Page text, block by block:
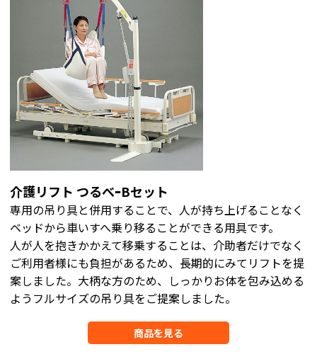
介護リフト つるべｰBセット
専用の吊り具と併用することで、人が持ち上げることなく
ベッドから車いすへ乗り移ることができる用具です。
人が人を抱きかかえて移乗することは、介助者だけでなく
ご利用者様にも負担があるため、長期的にみてリフトを提
案しました。大柄な方のため、しっかりお体を包み込める
ようフルサイズの吊り具をご提案しました。
商品を見る